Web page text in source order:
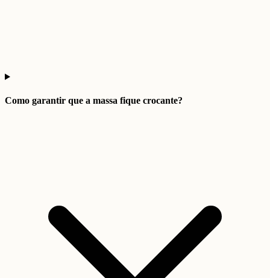
Como garantir que a massa fique crocante?